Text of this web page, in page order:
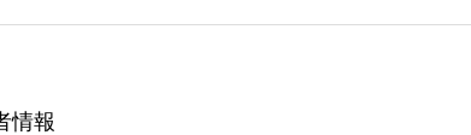
情報